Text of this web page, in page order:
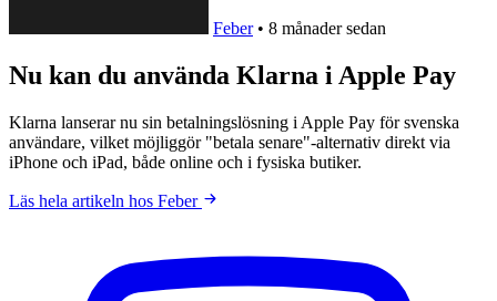
Feber • 8 månader sedan
Nu kan du använda Klarna i Apple Pay
Klarna lanserar nu sin betalningslösning i Apple Pay för svenska
användare, vilket möjliggör "betala senare"-alternativ direkt via
iPhone och iPad, både online och i fysiska butiker.
Läs hela artikeln hos Feber